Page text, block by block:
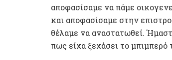
αποφασίσαμε να πάμε
και αποφασίσαμε στην
θέλαμε να αναστατωθεί.
πως είχα ξεχάσει το μπιμπερό